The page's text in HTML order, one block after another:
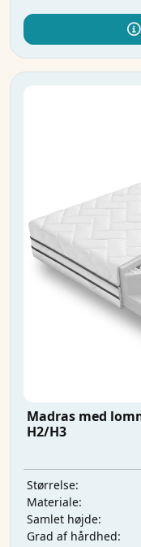
Madras med
H2/H3
Størrelse:
Materiale:
Samlet højde:
Grad af hårdhed: